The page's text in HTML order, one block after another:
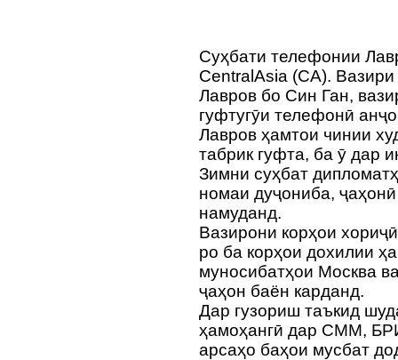
Суҳбати телефонии
CentralAsia (CA).
Лавров бо Син Ган,
гуфтугӯи телефонӣ
Лавров ҳамтои чинии
табрик гуфта, ба ӯ дар
Зимни суҳбат
номаи дуҷониба,
намуданд.
Вазирони корҳои
ро ба корҳои дохилии
муносибатҳои Москва
ҷаҳон баён карданд.
Дар гузориш таъкид
ҳамоҳангӣ дар СММ,
арсаҳо баҳои мусбат